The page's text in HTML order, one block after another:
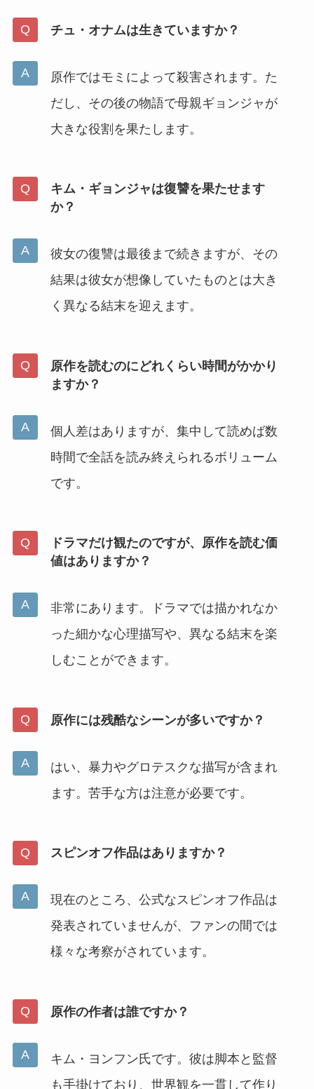
チュ・オナムは生きていますか？
原作ではモミによって殺害されます。た
だし、その後の物語で母親ギョンジャが
大きな役割を果たします。
キム・ギョンジャは復讐を果たせます
か？
彼女の復讐は最後まで続きますが、その
結果は彼女が想像していたものとは大き
く異なる結末を迎えます。
原作を読むのにどれくらい時間がかかり
ますか？
個人差はありますが、集中して読めば数
時間で全話を読み終えられるボリューム
です。
ドラマだけ観たのですが、原作を読む価
値はありますか？
非常にあります。ドラマでは描かれなか
った細かな心理描写や、異なる結末を楽
しむことができます。
原作には残酷なシーンが多いですか？
はい、暴力やグロテスクな描写が含まれ
ます。苦手な方は注意が必要です。
スピンオフ作品はありますか？
現在のところ、公式なスピンオフ作品は
発表されていませんが、ファンの間では
様々な考察がされています。
原作の作者は誰ですか？
キム・ヨンフン氏です。彼は脚本と監督
も手掛けており、世界観を一貫して作り